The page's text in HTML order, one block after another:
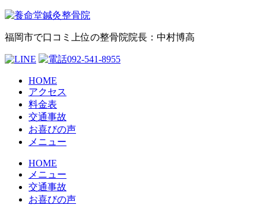
福岡市で口コミ上位の整骨院院長：中村博高
HOME
アクセス
料金表
交通事故
お喜びの声
メニュー
HOME
メニュー
交通事故
お喜びの声